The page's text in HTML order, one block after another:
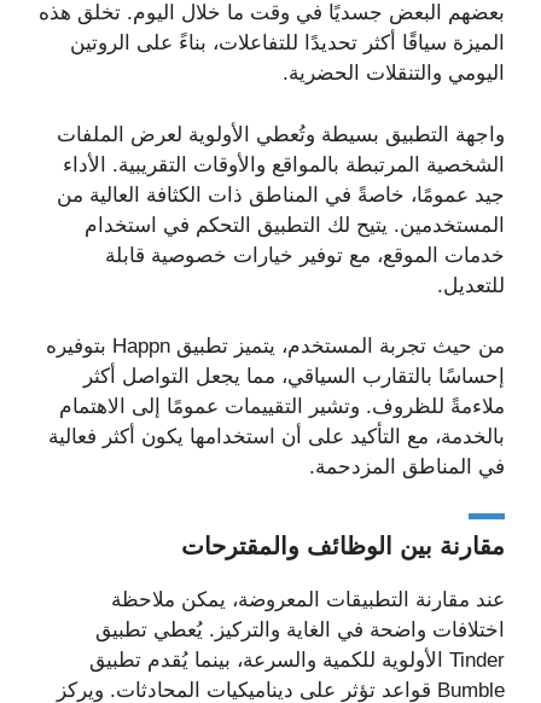
بعضهم البعض جسديًا في وقت ما خلال اليوم. تخلق هذه
الميزة سياقًا أكثر تحديدًا للتفاعلات، بناءً على الروتين
اليومي والتنقلات الحضرية.
واجهة التطبيق بسيطة وتُعطي الأولوية لعرض الملفات
الشخصية المرتبطة بالمواقع والأوقات التقريبية. الأداء
جيد عمومًا، خاصةً في المناطق ذات الكثافة العالية من
المستخدمين. يتيح لك التطبيق التحكم في استخدام
خدمات الموقع، مع توفير خيارات خصوصية قابلة
للتعديل.
من حيث تجربة المستخدم، يتميز تطبيق Happn بتوفيره
إحساسًا بالتقارب السياقي، مما يجعل التواصل أكثر
ملاءمةً للظروف. وتشير التقييمات عمومًا إلى الاهتمام
بالخدمة، مع التأكيد على أن استخدامها يكون أكثر فعالية
في المناطق المزدحمة.
مقارنة بين الوظائف والمقترحات
عند مقارنة التطبيقات المعروضة، يمكن ملاحظة
اختلافات واضحة في الغاية والتركيز. يُعطي تطبيق
Tinder الأولوية للكمية والسرعة، بينما يُقدم تطبيق
Bumble قواعد تؤثر على ديناميكيات المحادثات. ويركز